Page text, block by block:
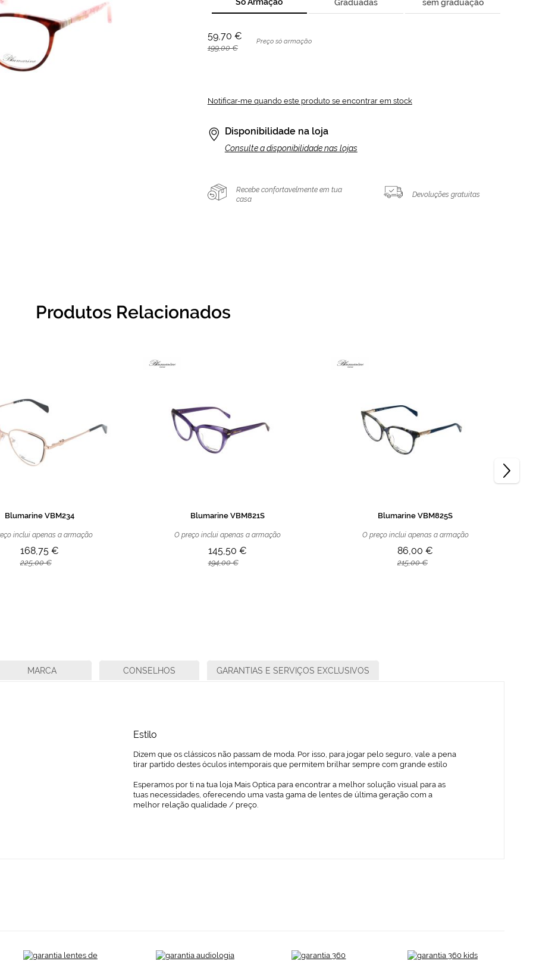
59,70 €
199,00 €
Preço só armação
Graduadas
sem graduação
Notificar-me quando este produto se encontrar em stock
Disponibilidade na loja
Consulte a disponibilidade nas lojas
Recebe confortavelmente em tua
casa
Devoluções gratuitas
Produtos Relacionados
Blumarine VBM234
inclui apenas a armação
168,75 €
225,00 €
Blumarine VBM821S
O preço inclui apenas a armação
145,50 €
194,00 €
Blumarine VBM825S
O preço inclui apenas a armação
86,00 €
215,00 €
Estilo
Dizem que os clássicos não passam de moda. Por isso, para jogar pelo seguro, vale a pena
tirar partido destes óculos intemporais que permitem brilhar sempre com grande estilo
Esperamos por ti na tua loja Mais Optica para encontrar a melhor solução visual para as
tuas necessidades, oferecendo uma vasta gama de lentes de última geração com a
melhor relação qualidade / preço.
MARCA CONSELHOS GARANTIAS E SERVIÇOS EXCLUSIVOS